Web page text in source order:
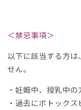
＜禁忌事項＞
以下に該当する方
せん。
・妊娠中、授乳中
・過去にボトック